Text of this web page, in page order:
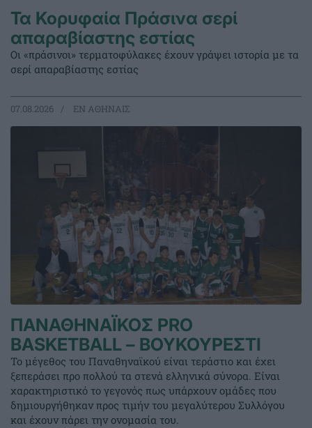
Τα Κορυφαία Πράσινα σερί
απαραβίαστης εστίας
Οι «πράσινοι» τερματοφύλακες έχουν γράψει ιστορία με τα
σερί απαραβίαστης εστίας
07.08.2026 EΝ ΑΘΗΝΑΙΣ
ΠΑΝΑΘΗΝΑΪΚΟΣ PRO
BASKETBALL – ΒΟΥΚΟΥΡΕΣΤΙ
Το μέγεθος του Παναθηναϊκού είναι τεράστιο και έχει
ξεπεράσει προ πολλού τα στενά ελληνικά σύνορα. Είναι
χαρακτηριστικό το γεγονός πως υπάρχουν ομάδες που
δημιουργήθηκαν προς τιμήν του μεγαλύτερου Συλλόγου
και έχουν πάρει την ονομασία του.